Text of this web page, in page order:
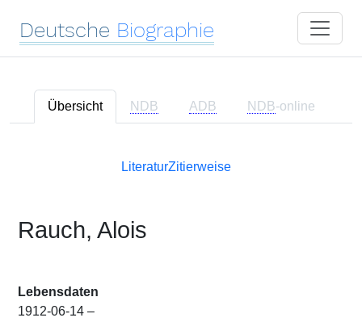
Deutsche Biographie
Übersicht NDB ADB NDB-online
LiteraturZitierweise
Rauch, Alois
Lebensdaten
1912-06-14 –